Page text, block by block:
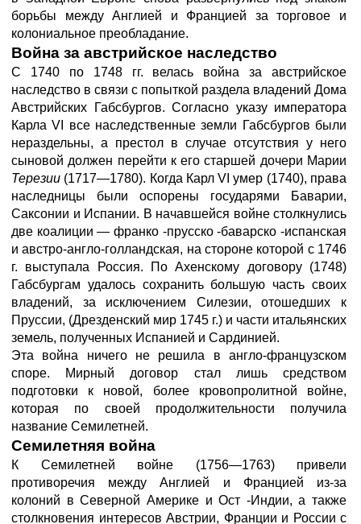
борьбы между Англией и Францией за торговое и
колониальное преобладание.
Война за австрийское наследство
С 1740 по 1748 гг. велась война за австрийское
наследство в связи с попыткой раздела владений Дома
Австрийских Габсбургов. Согласно указу императора
Карла VI все наследственные земли Габсбургов были
нераздельны, а престол в случае отсутствия у него
сыновой должен перейти к его старшей дочери Марии
Терезии (1717—1780). Когда Карл VI умер (1740), права
наследницы были оспорены государями Баварии,
Саксонии и Испании. В начавшейся войне столкнулись
две коалиции — франко -прусско -баварско -испанская
и австро-англо-голландская, на стороне которой с 1746
г. выступала Россия. По Ахенскому договору (1748)
Габсбургам удалось сохранить большую часть своих
владений, за исключением Силезии, отошедших к
Пруссии, (Дрезденский мир 1745 г.) и части итальянских
земель, полученных Испанией и Сардинией.
Эта война ничего не решила в англо-французском
споре. Мирный договор стал лишь средством
подготовки к новой, более кровопролитной войне,
которая по своей продолжительности получила
название Семилетней.
Семилетняя война
К Семилетней войне (1756—1763) привели
противоречия между Англией и Францией из-за
колоний в Северной Америке и Ост -Индии, а также
столкновения интересов Австрии, Франции и России с